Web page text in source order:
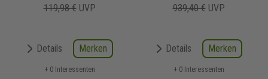
119,98 € UVP
Details Merken
+ 0 Interessenten
939,40 € UVP
Details Merken
+ 0 Interessenten